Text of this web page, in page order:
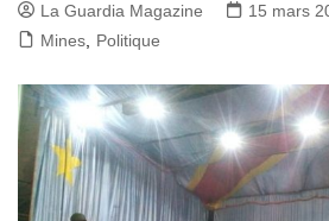
La Guardia Magazine 15 mars
Mines
Politique